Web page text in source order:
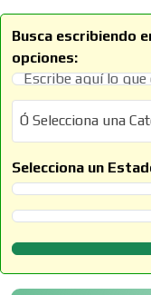
Busca escribiendo
opciones:
Ó Selecciona una
Ó Selecciona una
Selecciona un
Selecciona un Estado
Selecciona un